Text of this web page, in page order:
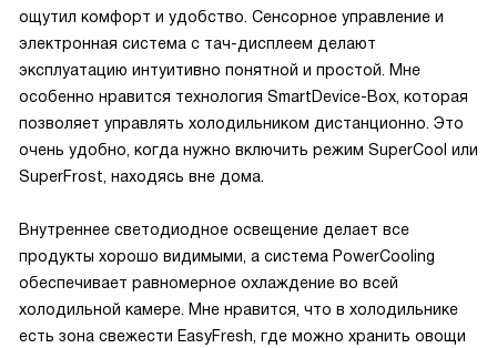
ощутил комфорт и удобство. Сенсорное управление и
электронная система с тач-дисплеем делают
эксплуатацию интуитивно понятной и простой. Мне
особенно нравится технология SmartDevice-Box, которая
позволяет управлять холодильником дистанционно. Это
очень удобно, когда нужно включить режим SuperCool или
SuperFrost, находясь вне дома.
Внутреннее светодиодное освещение делает все
продукты хорошо видимыми, а система PowerCooling
обеспечивает равномерное охлаждение во всей
холодильной камере. Мне нравится, что в холодильнике
есть зона свежести EasyFresh, где можно хранить овощи